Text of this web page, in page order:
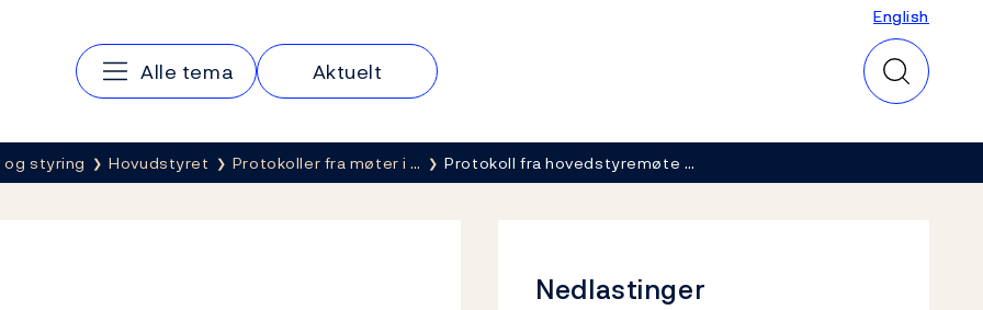
Hovedmeny
Alle tema Aktuelt
English
English
og styring Hovudstyret Protokoller fra møter i … Protokoll fra hovedstyremøte …
Nedlastinger